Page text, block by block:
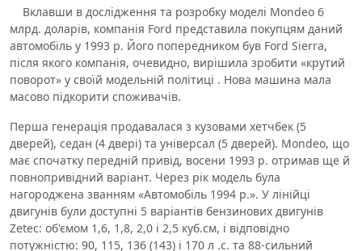
Вклавши в дослідження та розробку моделі Mondeo 6
млрд. доларів, компанія Ford представила покупцям даний
автомобіль у 1993 р. Його попередником був Ford Sierra,
після якого компанія, очевидно, вирішила зробити «крутий
поворот» у своїй модельній політиці . Нова машина мала
масово підкорити споживачів.
Перша генерація продавалася з кузовами хетчбек (5
дверей), седан (4 двері) та універсал (5 дверей). Mondeo, що
має спочатку передній привід, восени 1993 р. отримав ще й
повнопривідний варіант. Через рік модель була
нагороджена званням «Автомобіль 1994 р.». У лінійці
двигунів були доступні 5 варіантів бензинових двигунів
Zetec: об'ємом 1,6, 1,8, 2,0 і 2,5 куб.см, і відповідно
потужністю: 90, 115, 136 (143) і 170 л .с. та 88-сильний